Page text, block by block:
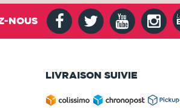
NOUS
LIVRAISON SUIVIE